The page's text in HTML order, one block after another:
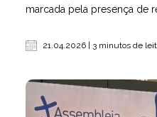
marcada pela presença de
21.04.2026 | 3 minutos de